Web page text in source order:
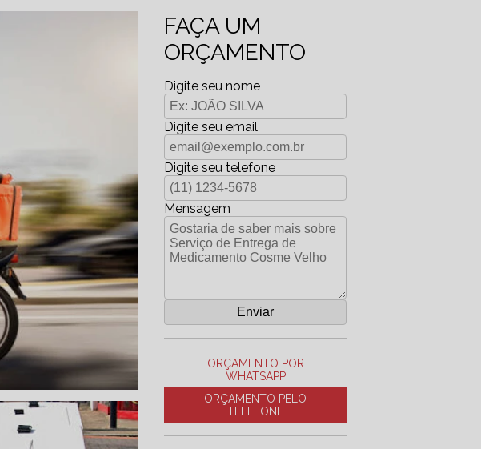
FAÇA UM
ORÇAMENTO
Digite seu nome
Digite seu email
Digite seu telefone
Mensagem
ORÇAMENTO POR
WHATSAPP
ORÇAMENTO PELO
TELEFONE